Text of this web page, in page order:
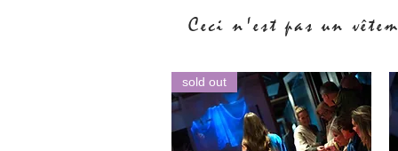
Ceci n'est pas un
sold out